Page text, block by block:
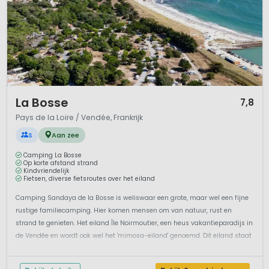
La Bosse 7,8
Pays de la Loire / Vendée, Frankrijk
S Aan zee
Camping La Bosse
Op korte afstand strand
Kindvriendelijk
Fietsen, diverse fietsroutes over het eiland
Camping Sandaya de la Bosse is weliswaar een grote, maar wel een fijne
rustige familiecamping. Hier komen mensen om van natuur, rust en
strand te genieten. Het eiland Île Noirmoutier, een heus vakantieparadijs in
de Vendée en wordt ook wel het 'mimosa-eiland' genoemd. Dit eiland staat